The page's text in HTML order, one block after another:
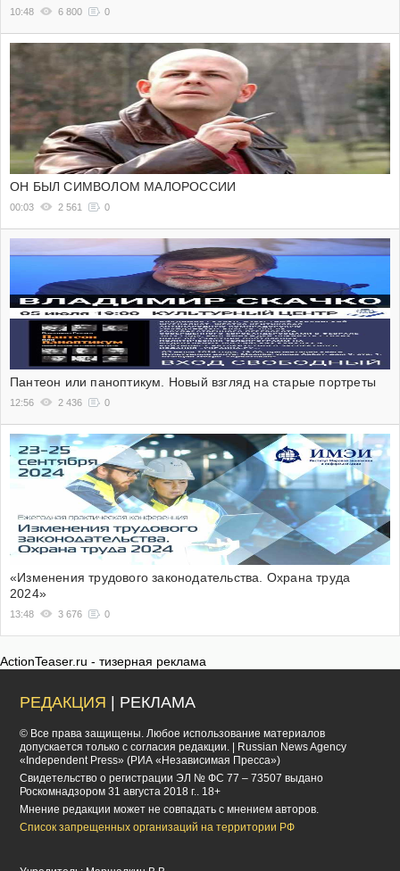
10:48 6 800 0
ОН БЫЛ СИМВОЛОМ МАЛОРОССИИ
00:03 2 561 0
Пантеон или паноптикум. Новый взгляд на старые портреты
12:56 2 436 0
«Изменения трудового законодательства. Охрана труда
2024»
13:48 3 676 0
ActionTeaser.ru - тизерная реклама
РЕДАКЦИЯ | РЕКЛАМА
© Все права защищены. Любое использование материалов
допускается только с согласия редакции. | Russian News Agency
«Independent Press» (РИА «Независимая Пресса»)
Cвидетельство о регистрации ЭЛ № ФС 77 – 73507 выдано
Роскомнадзором 31 августа 2018 г.. 18+
Мнение редакции может не совпадать с мнением авторов.
Список запрещенных организаций на территории РФ